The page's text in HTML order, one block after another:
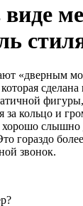
«дверным
за кольцо и
хорошо
гораздо
звонок.